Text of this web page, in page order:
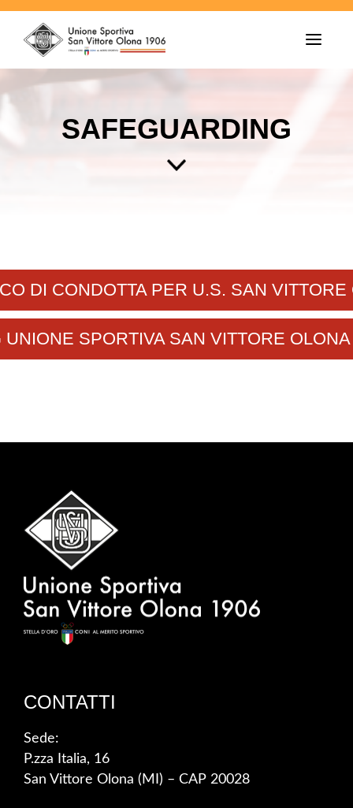
T
g
SAFEGUARDING
DI CONDOTTA PER U.S. SAN VITTORE
UNIONE SPORTIVA SAN VITTORE
CONTATTI
Sede:
P.zza Italia, 16
San Vittore Olona (MI) – CAP 20028